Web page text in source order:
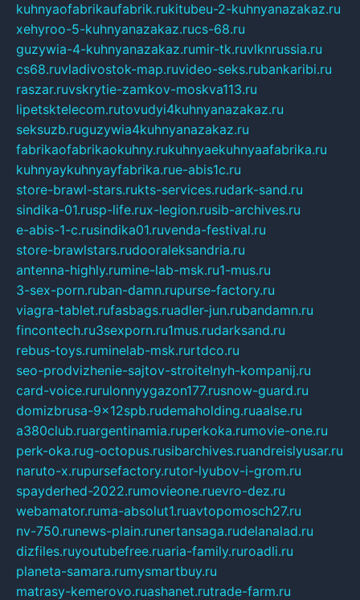
kuhnyaofabrikaufabrik.rukitubeu-2-kuhnyanazakaz.ru
xehyroo-5-kuhnyanazakaz.rucs-68.ru
guzywia-4-kuhnyanazakaz.rumir-tk.ruvlknrussia.ru
cs68.ruvladivostok-map.ruvideo-seks.rubankaribi.ru
raszar.ruvskrytie-zamkov-moskva113.ru
lipetsktelecom.rutovudyi4kuhnyanazakaz.ru
seksuzb.ruguzywia4kuhnyanazakaz.ru
fabrikaofabrikaokuhny.rukuhnyaekuhnyaafabrika.ru
kuhnyaykuhnyayfabrika.rue-abis1c.ru
store-brawl-stars.rukts-services.rudark-sand.ru
sindika-01.rusp-life.rux-legion.rusib-archives.ru
e-abis-1-c.rusindika01.ruvenda-festival.ru
store-brawlstars.rudooraleksandria.ru
antenna-highly.rumine-lab-msk.ru1-mus.ru
3-sex-porn.ruban-damn.rupurse-factory.ru
viagra-tablet.rufasbags.ruadler-jun.rubandamn.ru
fincontech.ru3sexporn.ru1mus.rudarksand.ru
rebus-toys.ruminelab-msk.rurtdco.ru
seo-prodvizhenie-sajtov-stroitelnyh-kompanij.ru
card-voice.rurulonnyygazon177.rusnow-guard.ru
domizbrusa-9x12spb.rudemaholding.ruaalse.ru
a380club.ruargentinamia.ruperkoka.rumovie-one.ru
perk-oka.rug-octopus.rusibarchives.ruandreislyusar.ru
naruto-x.rupursefactory.rutor-lyubov-i-grom.ru
spayderhed-2022.rumovieone.ruevro-dez.ru
webamator.ruma-absolut1.ruavtopomosch27.ru
nv-750.runews-plain.runertansaga.rudelanalad.ru
dizfiles.ruyoutubefree.ruaria-family.ruroadli.ru
planeta-samara.rumysmartbuy.ru
matrasy-kemerovo.ruashanet.rutrade-farm.ru